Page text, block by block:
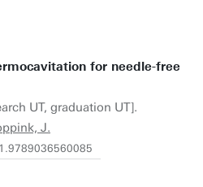
for needle-free
UT, graduation UT].
J.